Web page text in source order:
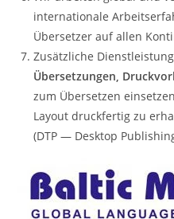
internationale
Übersetzer auf allen
Zusätzliche
Übersetzungen,
zum Übersetzen
Layout druckfertig zu
(DTP — Desktop